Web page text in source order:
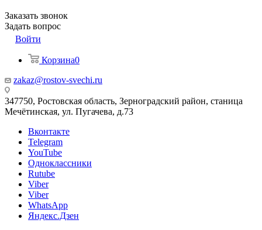
Заказать звонок
Задать вопрос
Войти
Корзина0
zakaz@rostov-svechi.ru
347750, Ростовская область, Зерноградский район, станица
Мечётинская, ул. Пугачева, д.73
Вконтакте
Telegram
YouTube
Одноклассники
Rutube
Viber
Viber
WhatsApp
Яндекс.Дзен